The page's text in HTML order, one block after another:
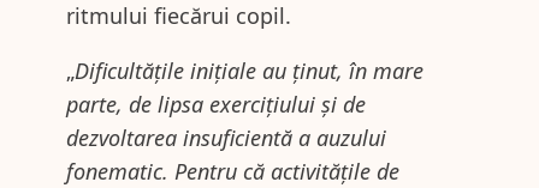
ritmului fiecărui copil.
„Dificultățile inițiale au ținut, în mare
parte, de lipsa exercițiului și de
dezvoltarea insuficientă a auzului
fonematic. Pentru că activitățile de